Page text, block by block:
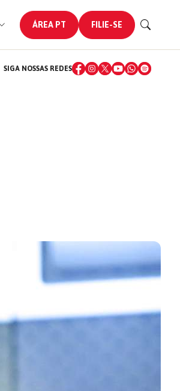
ÁREA PT FILIE-SE
SIGA NOSSAS REDES